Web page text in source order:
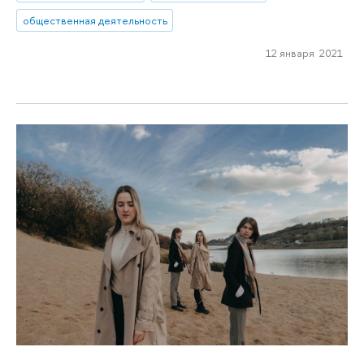
общественная деятельность
12 января 2021